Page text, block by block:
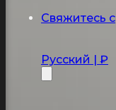
Свяжитесь с
Русский | ₽